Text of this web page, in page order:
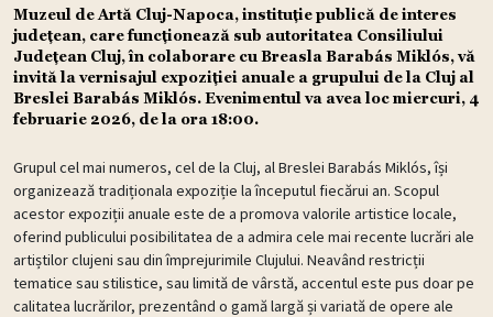
Muzeul de Artă Cluj-Napoca, instituție publică de interes
județean, care funcţionează sub autoritatea Consiliului
Judeţean Cluj, în colaborare cu Breasla Barabás Miklós, vă
invită la vernisajul expoziției anuale a grupului de la Cluj al
Breslei Barabás Miklós. Evenimentul va avea loc miercuri, 4
februarie 2026, de la ora 18:00.
Grupul cel mai numeros, cel de la Cluj, al Breslei Barabás Miklós, își
organizează tradiționala expoziție la începutul fiecărui an. Scopul
acestor expoziții anuale este de a promova valorile artistice locale,
oferind publicului posibilitatea de a admira cele mai recente lucrări ale
artiștilor clujeni sau din împrejurimile Clujului. Neavând restricții
tematice sau stilistice, sau limită de vârstă, accentul este pus doar pe
calitatea lucrărilor, prezentând o gamă largă și variată de opere ale